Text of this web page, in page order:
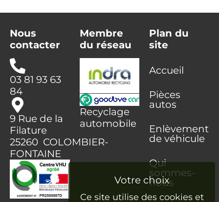
Nous
contacter
03 81 93 63
84
9 Rue de la
Filature
25260 COLOMBIER-
FONTAINE
Membre
du réseau
Recyclage
automobile
Plan du
site
Accueil
Pièces
autos
Enlèvement
de véhicule
Qui
sommes-
nous
Ce site utilise des cookies et